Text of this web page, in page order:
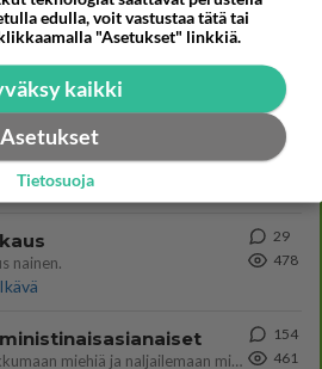
Yhtä paljon, kuin minä sinusta? Haaveissa ollaan kahdestaan, rauhassa ja lähennytään fyysisesti ja tutustutaan syvemmin
Ikävä
538
Muru, sä oot ihana. Tunsitko sen sähkön meidän välillä kun oltiin ihan låhekkäin? 👩‍❤️‍👩❤️😼😘
Ikävä
37
500
nainen.
Ikävä
29
478
Tulevat tänne palstalle haukkumaan miehiä ja naljailemaan miehelle, kehuvat olevansa heitä parempia. Itse asuvat MIEHE
154
461
edulla, voit vastustaa tätä tai
"Asetukset" linkkiä.
kaikki
Asetukset
Tietosuoja